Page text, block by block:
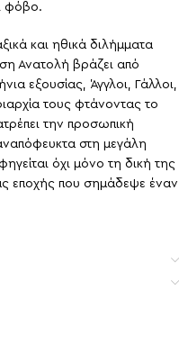
φόβο.
και ηθικά διλήμματα
Ανατολή βράζει από
εξουσίας, Άγγλοι, Γάλλοι,
τους φτάνοντας το
την προσωπική
στη μεγάλη
όχι μόνο τη δική της
εποχής που σημάδεψε έναν